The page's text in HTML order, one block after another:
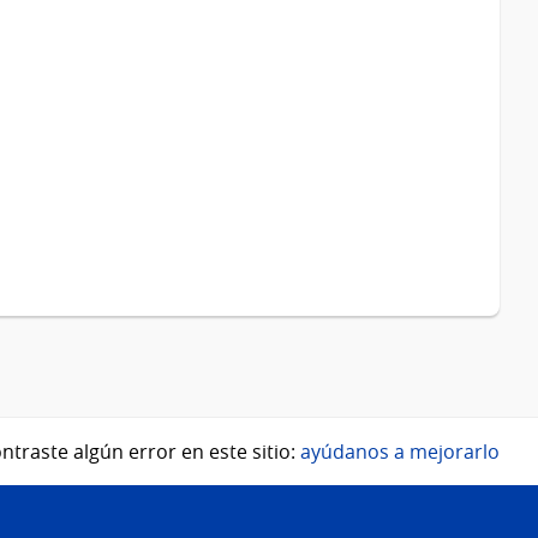
algún error en este sitio: ayúdanos a mejorarlo